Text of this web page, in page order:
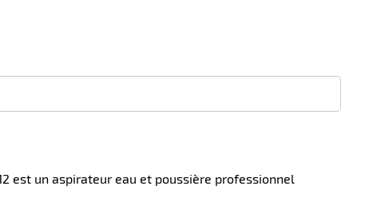
est un aspirateur eau et poussière professionnel